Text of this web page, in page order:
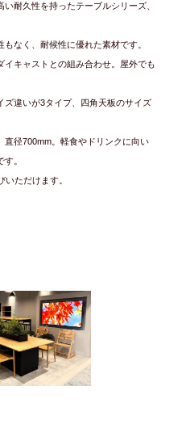
耐久性を持ったテーブルシリーズ、
なく、耐候性に優れた素材です。
キャストとの組み合わせ。屋外でも
ズ違いが3タイプ、四角天板のサイズ
直径700mm。軽食やドリンクに向い
。
ただけます。